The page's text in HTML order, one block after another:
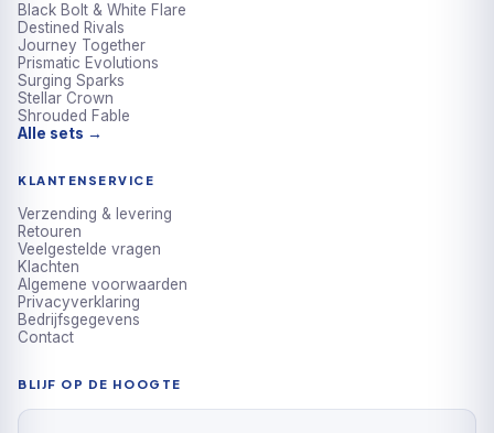
Black Bolt & White Flare
Destined Rivals
Journey Together
Prismatic Evolutions
Surging Sparks
Stellar Crown
Shrouded Fable
Alle sets →
KLANTENSERVICE
Verzending & levering
Retouren
Veelgestelde vragen
Klachten
Algemene voorwaarden
Privacyverklaring
Bedrijfsgegevens
Contact
BLIJF OP DE HOOGTE